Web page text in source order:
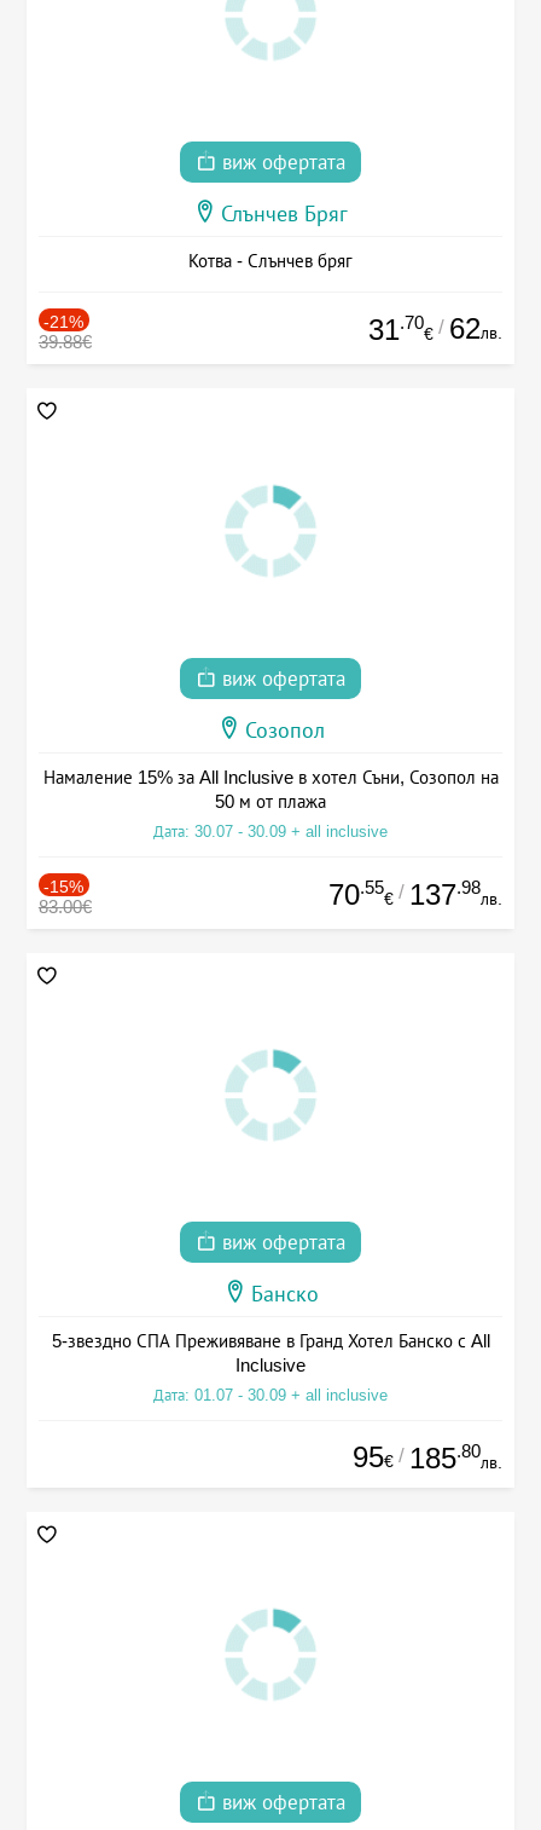
виж офертата
Слънчев Бряг
Котва - Слънчев бряг
-21%
39.88€ 31.70
€ / 62лв.
виж офертата
Созопол
Намаление 15% за All Inclusive в хотел Съни, Созопол на
50 м от плажа
Дата: 30.07 - 30.09 + all inclusive
-15%
83.00€ 70.55
€ / 137.98
лв.
виж офертата
Банско
5-звездно СПА Преживяване в Гранд Хотел Банско с All
Inclusive
Дата: 01.07 - 30.09 + all inclusive
95€ / 185.80
лв.
виж офертата